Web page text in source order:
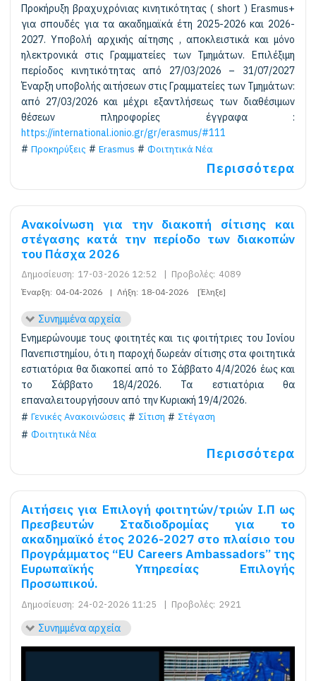
Προκήρυξη βραχυχρόνιας κινητικότητας ( short ) Erasmus+
για σπουδές για τα ακαδημαϊκά έτη 2025-2026 και 2026-
2027. Υποβολή αρχικής αίτησης , αποκλειστικά και μόνο
ηλεκτρονικά στις Γραμματείες των Τμημάτων. Επιλέξιμη
περίοδος κινητικότητας από 27/03/2026 – 31/07/2027
Έναρξη υποβολής αιτήσεων στις Γραμματείες των Τμημάτων:
από 27/03/2026 και μέχρι εξαντλήσεως των διαθέσιμων
θέσεων πληροφορίες έγγραφα :
https://international.ionio.gr/gr/erasmus/#111
Προκηρύξεις
Erasmus Φοιτητικά Νέα
Περισσότερα
Ανακοίνωση για την διακοπή σίτισης και
στέγασης κατά την περίοδο των διακοπών
του Πάσχα 2026
Δημοσίευση: 17-03-2026 12:52 | Προβολές: 4089
Έναρξη: 04-04-2026 | Λήξη: 18-04-2026 [Έληξε]
Συνημμένα αρχεία
Ενημερώνουμε τους φοιτητές και τις φοιτήτριες του Ιονίου
Πανεπιστημίου, ότι η παροχή δωρεάν σίτισης στα φοιτητικά
εστιατόρια θα διακοπεί από το Σάββατο 4/4/2026 έως και
το Σάββατο 18/4/2026. Τα εστιατόρια θα
επαναλειτουργήσουν από την Κυριακή 19/4/2026.
Γενικές Ανακοινώσεις
Σίτιση
Στέγαση
Φοιτητικά Νέα
Περισσότερα
Αιτήσεις για Επιλογή φοιτητών/τριών Ι.Π ως
Πρεσβευτών Σταδιοδρομίας για το
ακαδημαϊκό έτος 2026-2027 στο πλαίσιο του
Προγράμματος “EU Careers Ambassadors” της
Ευρωπαϊκής Υπηρεσίας Επιλογής
Προσωπικού.
Δημοσίευση: 24-02-2026 11:25 | Προβολές: 2921
Συνημμένα αρχεία